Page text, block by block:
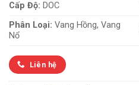
Cấp Độ: DOC
Phân Loại: Vang Hồng, Vang
Nổ
Liên hệ